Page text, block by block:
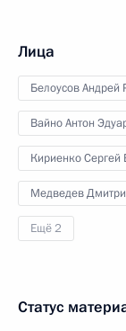
Лица
Белоусов Андрей
Вайно Антон
Кириенко Сергей
Медведев
Ещё 2
Статус